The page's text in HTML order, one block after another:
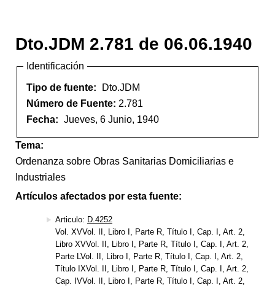
Dto.JDM 2.781 de 06.06.1940
Identificación
Tipo de fuente:
Dto.JDM
Número de Fuente: 2.781
Fecha: Jueves, 6 Junio, 1940
Tema:
Ordenanza sobre Obras Sanitarias Domiciliarias e
Industriales
Artículos afectados por esta fuente:
Articulo: D.4252
Vol. XVVol. II, Libro I, Parte R, Título I, Cap. I, Art. 2,
Libro XVVol. II, Libro I, Parte R, Título I, Cap. I, Art. 2,
Parte LVol. II, Libro I, Parte R, Título I, Cap. I, Art. 2,
Título IXVol. II, Libro I, Parte R, Título I, Cap. I, Art. 2,
Cap. IVVol. II, Libro I, Parte R, Título I, Cap. I, Art. 2,